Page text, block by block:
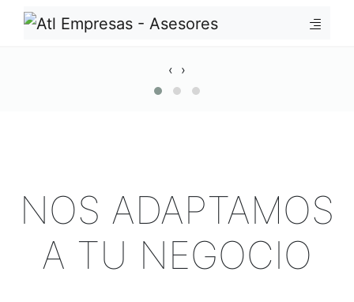
‹ ›
NOS ADAPTAMOS
A TU NEGOCIO